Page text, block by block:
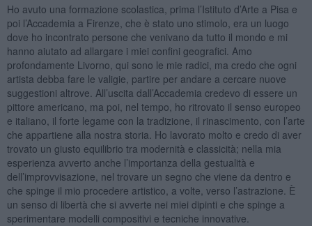
Ho avuto una formazione scolastica, prima l’Istituto d’Arte a Pisa e
poi l’Accademia a Firenze, che è stato uno stimolo, era un luogo
dove ho incontrato persone che venivano da tutto il mondo e mi
hanno aiutato ad allargare i miei confini geografici. Amo
profondamente Livorno, qui sono le mie radici, ma credo che ogni
artista debba fare le valigie, partire per andare a cercare nuove
suggestioni altrove. All’uscita dall’Accademia credevo di essere un
pittore americano, ma poi, nel tempo, ho ritrovato il senso europeo
e italiano, il forte legame con la tradizione, il rinascimento, con l’arte
che appartiene alla nostra storia. Ho lavorato molto e credo di aver
trovato un giusto equilibrio tra modernità e classicità; nella mia
esperienza avverto anche l’importanza della gestualità e
dell’improvvisazione, nel trovare un segno che viene da dentro e
che spinge il mio procedere artistico, a volte, verso l’astrazione. È
un senso di libertà che si avverte nei miei dipinti e che spinge a
sperimentare modelli compositivi e tecniche innovative.